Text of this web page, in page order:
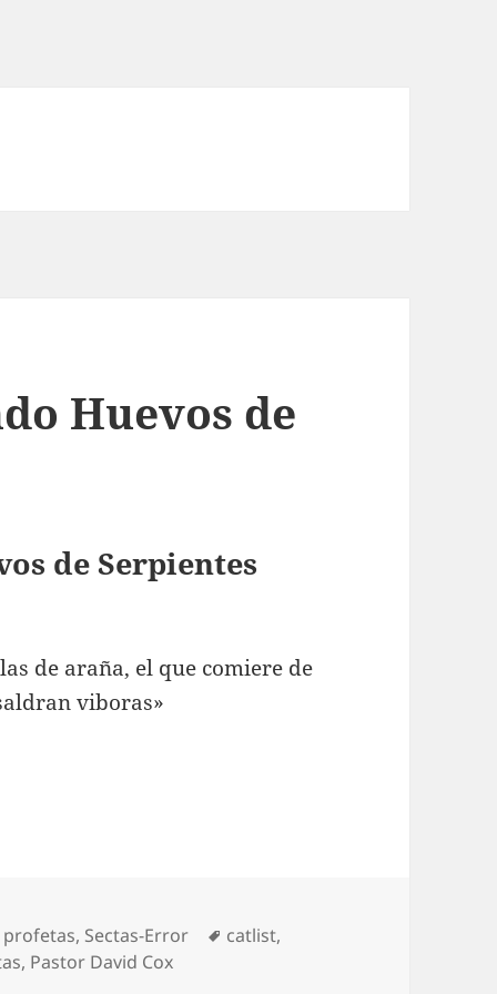
Huevos de
de Serpientes
de araña, el que comiere de
viboras»
de Serpientes
profetas, Sectas-Error Etiquetas
catlist,
, Pastor David Cox